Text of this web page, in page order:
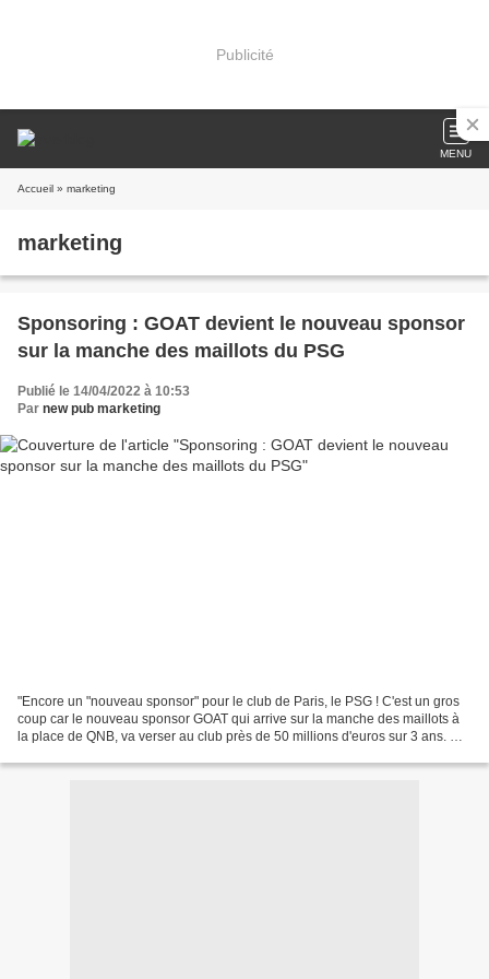
Publicité
MENU
Accueil » marketing
marketing
Sponsoring : GOAT devient le nouveau sponsor
sur la manche des maillots du PSG
Publié le 14/04/2022 à 10:53
Par new pub marketing
"Encore un "nouveau sponsor" pour le club de Paris, le PSG ! C'est un gros
coup car le nouveau sponsor GOAT qui arrive sur la manche des maillots à
la place de QNB, va verser au club près de 50 millions d'euros sur 3 ans. De